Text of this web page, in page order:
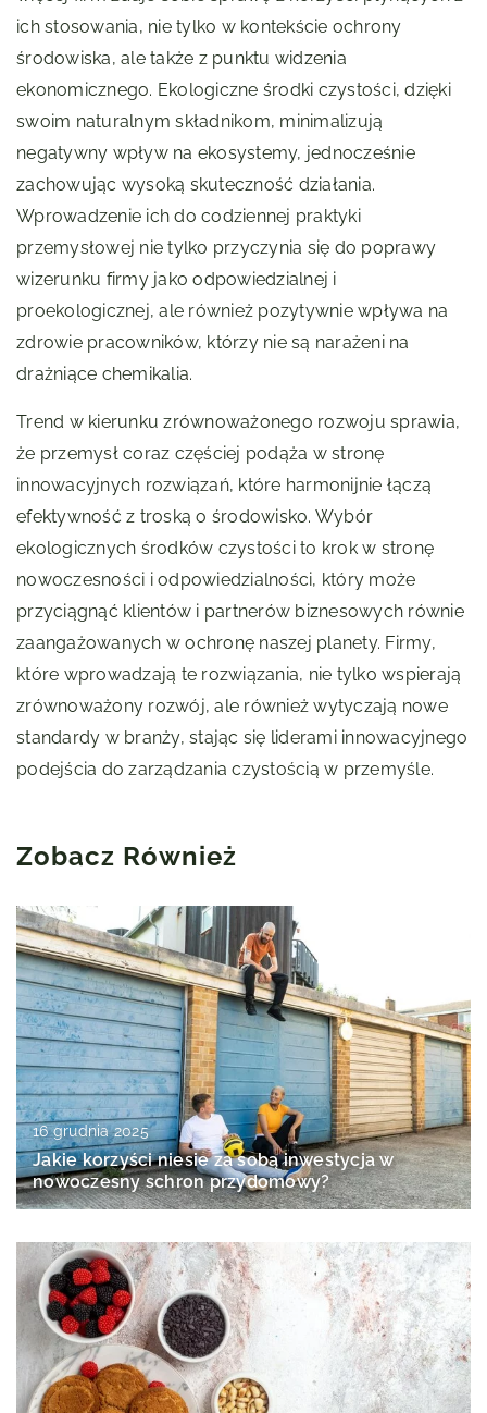
ich stosowania, nie tylko w kontekście ochrony
środowiska, ale także z punktu widzenia
ekonomicznego. Ekologiczne środki czystości, dzięki
swoim naturalnym składnikom, minimalizują
negatywny wpływ na ekosystemy, jednocześnie
zachowując wysoką skuteczność działania.
Wprowadzenie ich do codziennej praktyki
przemysłowej nie tylko przyczynia się do poprawy
wizerunku firmy jako odpowiedzialnej i
proekologicznej, ale również pozytywnie wpływa na
zdrowie pracowników, którzy nie są narażeni na
drażniące chemikalia.
Trend w kierunku zrównoważonego rozwoju sprawia,
że przemysł coraz częściej podąża w stronę
innowacyjnych rozwiązań, które harmonijnie łączą
efektywność z troską o środowisko. Wybór
ekologicznych środków czystości to krok w stronę
nowoczesności i odpowiedzialności, który może
przyciągnąć klientów i partnerów biznesowych równie
zaangażowanych w ochronę naszej planety. Firmy,
które wprowadzają te rozwiązania, nie tylko wspierają
zrównoważony rozwój, ale również wytyczają nowe
standardy w branży, stając się liderami innowacyjnego
podejścia do zarządzania czystością w przemyśle.
Zobacz Również
16 grudnia 2025
Jakie korzyści niesie za sobą inwestycja w
nowoczesny schron przydomowy?